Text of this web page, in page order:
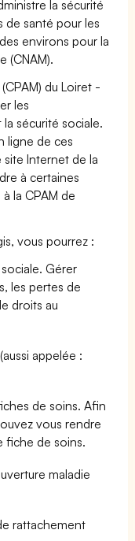
la sécurité
de santé pour les
environs pour la
(CNAM).
du Loiret -
les
sécurité sociale.
ligne de ces
site Internet de la
à certaines
la CPAM de
vous pourrez :
Gérer
les pertes de
droits au
appelée :
de soins. Afin
vous rendre
fiche de soins.
maladie
rattachement